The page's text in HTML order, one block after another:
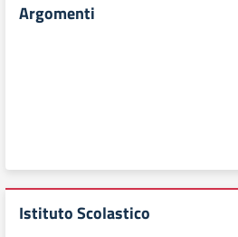
Argomenti
Istituto Scolastico